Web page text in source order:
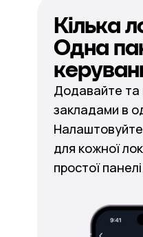
Кілька
Одна
Додавайте та
закладами в
для кожної
простої